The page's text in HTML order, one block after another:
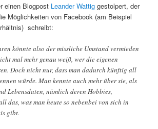
einen Blogpost Leander Wattig gestolpert, der
Möglichkeiten von Facebook (am Beispiel
schreibt:
könnte also der missliche Umstand vermieden
mal mehr genau weiß, wer die eigenen
Doch nicht nur, dass man dadurch künftig all
würde. Man kennte auch mehr über sie, als
Lebensdaten, nämlich deren Hobbies,
das, was man heute so nebenbei von sich in
gibt.